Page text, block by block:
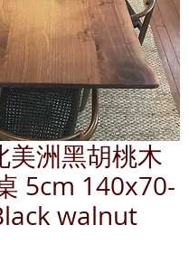
美洲黑胡桃木
5cm 140x70-
walnut